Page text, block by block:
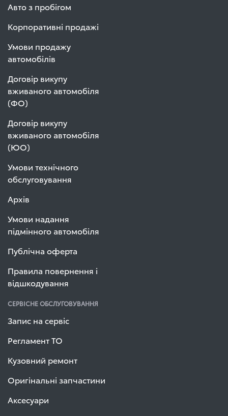
Авто з пробігом
Корпоративні продажі
Умови продажу
автомобілів
Договір викупу
вживаного автомобіля
(ФО)
Договір викупу
вживаного автомобіля
(ЮО)
Умови технічного
обслуговування
Архів
Умови надання
підмінного автомобіля
Публічна оферта
Правила повернення і
відшкодування
СЕРВІСНЕ ОБСЛУГОВУВАННЯ
Запис на сервіс
Регламент ТО
Кузовний ремонт
Оригінальні запчастини
Аксесуари